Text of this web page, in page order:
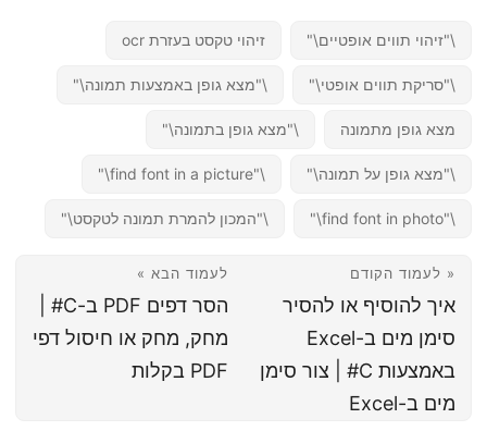
\"זיהוי תווים אופטיים\" זיהוי טקסט בעזרת ocr
\"סריקת תווים אופטי\" \"מצא גופן באמצעות תמונה\"
מצא גופן מתמונה \"מצא גופן בתמונה\"
\"מצא גופן על תמונה\"
\"המכון להמרת תמונה לטקסט\"
« לעמוד הקודם
איך להוסיף או להסיר
סימן מים ב-Excel
באמצעות C# | צור סימן
מים ב-Excel
לעמוד הבא »
הסר דפים PDF ב-C# |
מחק, מחק או חיסול דפי
PDF בקלות